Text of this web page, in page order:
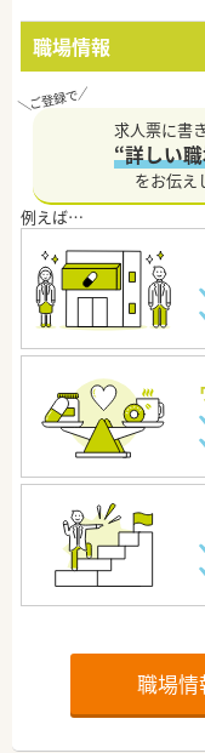
職場情報
求人票に書
“詳しい
をお伝え
職場情